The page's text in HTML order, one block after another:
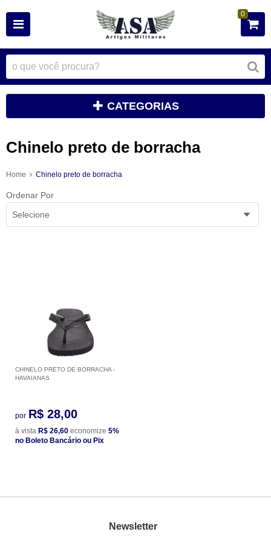
0
CATEGORIAS
Chinelo preto de borracha
Home Chinelo preto de borracha
Ordenar Por
Selecione
CHINELO PRETO DE BORRACHA -
HAVAIANAS
por R$ 28,00
à vista R$ 26,60 economize 5%
no Boleto Bancário ou Pix
Newsletter